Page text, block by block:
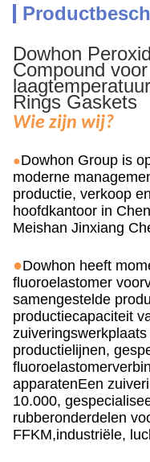
Dowhon
Compound voor
Rings Gaskets
Wie zijn wij?
●Dowhon Group is
moderne
productie, verkoop
hoofdkantoor in
Meishan Jinxiang
●Dowhon heeft
fluoroelastomer
samengestelde
productiecapaciteit
productielijnen,
apparatenEen
10.000,
rubberonderdelen
FFKM,industriële,